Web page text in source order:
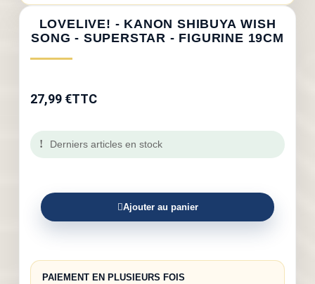
LOVELIVE! - KANON SHIBUYA WISH
SONG - SUPERSTAR - FIGURINE 19CM
27,99 €TTC
Derniers articles en stock
Ajouter au panier
PAIEMENT EN PLUSIEURS FOIS